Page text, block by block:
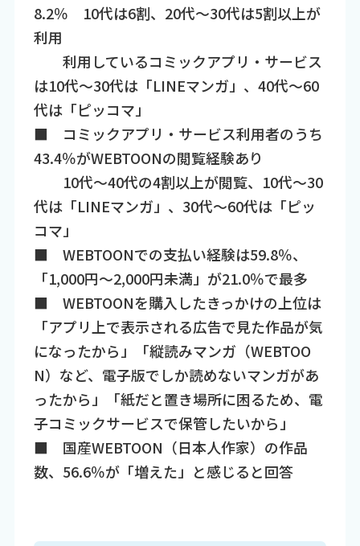
8.2％ 10代は6割、20代～30代は5割以上が
利用
利用しているコミックアプリ・サービス
は10代～30代は「LINEマンガ」、40代～60
代は「ピッコマ」
■ コミックアプリ・サービス利用者のうち
43.4％がWEBTOONの閲覧経験あり
10代～40代の4割以上が閲覧、10代～30
代は「LINEマンガ」、30代～60代は「ピッ
コマ」
■ WEBTOONでの支払い経験は59.8％、
「1,000円～2,000円未満」が21.0％で最多
■ WEBTOONを購入したきっかけの上位は
「アプリ上で表示される広告で見た作品が気
になったから」「縦読みマンガ（WEBTOO
N）など、電子版でしか読めないマンガがあ
ったから」「紙だと置き場所に困るため、電
子コミックサービスで保管したいから」
■ 国産WEBTOON（日本人作家）の作品
数、56.6％が「増えた」と感じると回答